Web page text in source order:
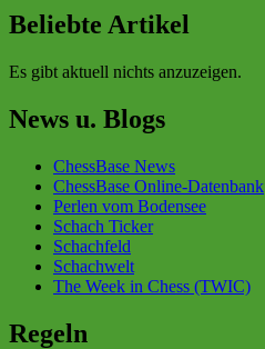
Beliebte Artikel
Es gibt aktuell nichts anzuzeigen.
News u. Blogs
ChessBase News
ChessBase Online-Datenbank
Perlen vom Bodensee
Schach Ticker
Schachfeld
Schachwelt
The Week in Chess (TWIC)
Regeln